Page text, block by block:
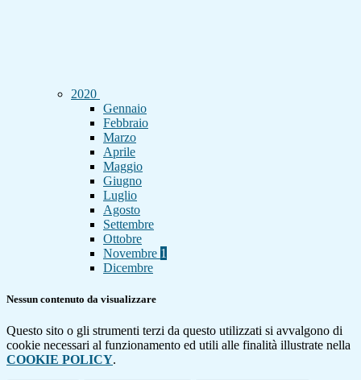
2020
Gennaio
Febbraio
Marzo
Aprile
Maggio
Giugno
Luglio
Agosto
Settembre
Ottobre
Novembre 1
Dicembre
Nessun contenuto da visualizzare
Questo sito o gli strumenti terzi da questo utilizzati si avvalgono di
cookie necessari al funzionamento ed utili alle finalità illustrate nella
COOKIE POLICY.